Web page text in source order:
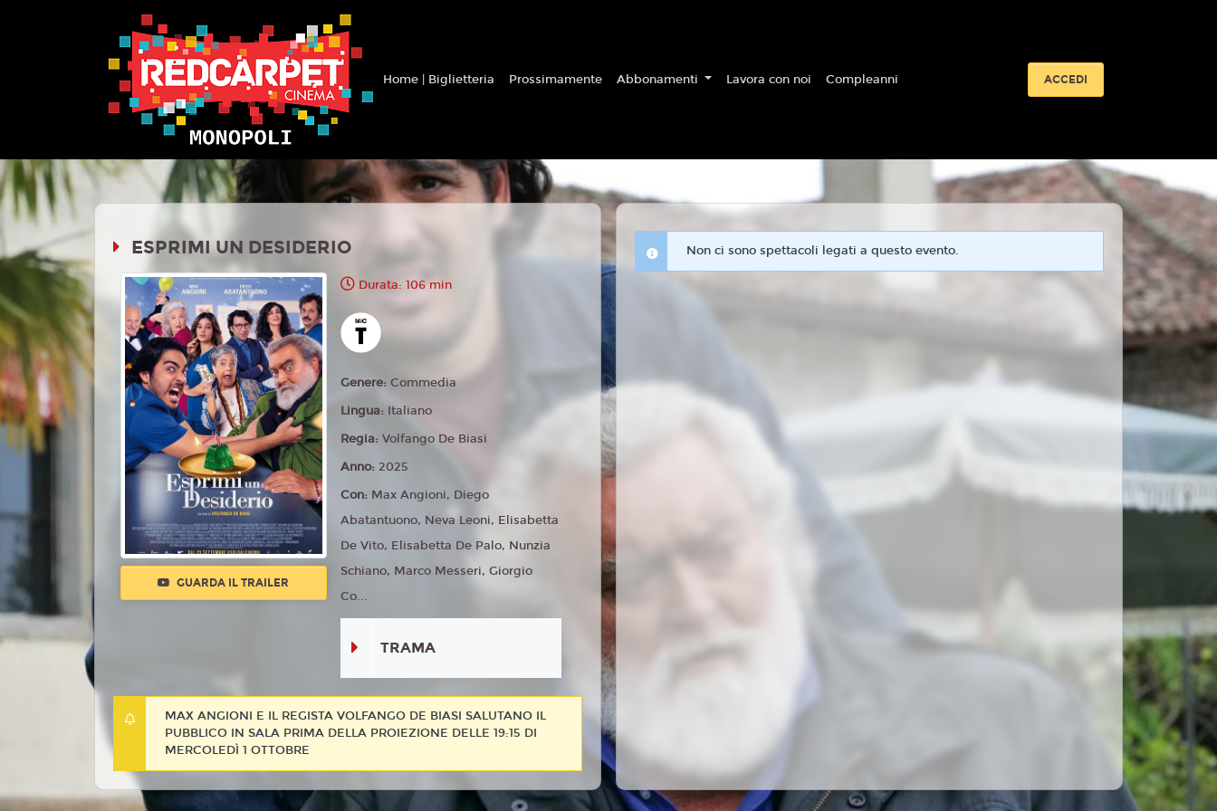
Home | Biglietteria Prossimamente Abbonamenti Lavora con noi Compleanni ACCEDI
ESPRIMI UN DESIDERIO
GUARDA IL TRAILER
Durata: 106 min
Genere:Commedia
Lingua: Italiano
Regia:Volfango De Biasi
Anno:2025
Con: Max Angioni, Diego
Abatantuono, Neva Leoni, Elisabetta
De Vito, Elisabetta De Palo, Nunzia
Schiano, Marco Messeri, Giorgio
Co...
TRAMA
MAX ANGIONI E IL REGISTA VOLFANGO DE BIASI SALUTANO IL
PUBBLICO IN SALA PRIMA DELLA PROIEZIONE DELLE 19:15 DI
MERCOLEDÌ 1 OTTOBRE
Non ci sono spettacoli legati a questo evento.